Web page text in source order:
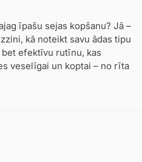
īpašu sejas kopšanu? Jā –
kā noteikt savu ādas tipu
efektīvu rutīnu, kas
veselīgai un koptai – no rīta